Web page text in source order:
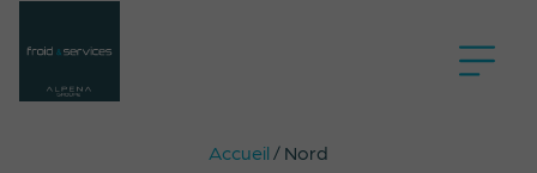
Accueil / Nord